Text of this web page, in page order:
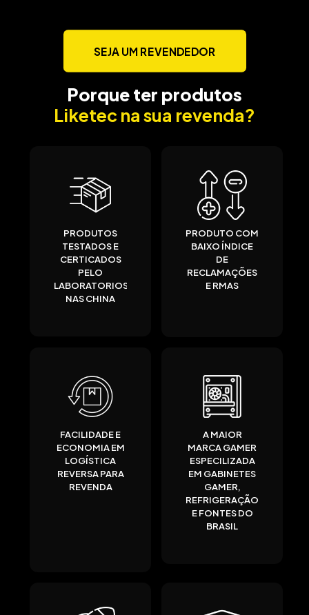
SEJA UM REVENDEDOR
Porque ter produtos
Liketec na sua revenda?
PRODUTOS
TESTADOS E
CERTICADOS
PELO
LABORATORIOS
NAS CHINA
PRODUTO COM
BAIXO ÍNDICE
DE
RECLAMAÇÕES
E RMAS
FACILIDADE E
ECONOMIA EM
LOGÍSTICA
REVERSA PARA
REVENDA
A MAIOR
MARCA GAMER
ESPECILIZADA
EM GABINETES
GAMER,
REFRIGERAÇÃO
E FONTES DO
BRASIL